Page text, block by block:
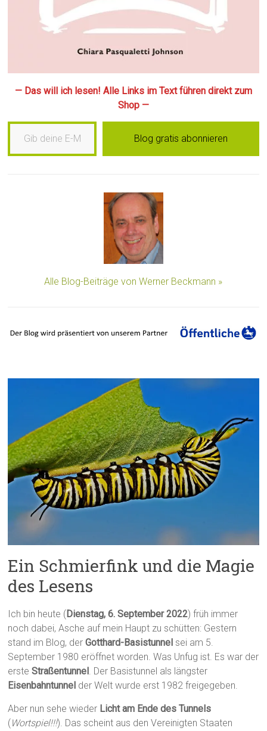
— Das will ich lesen! Alle Links im Text führen direkt zum
Shop —
Gib deine E-Mail-Adresse ein …
Blog gratis abonnieren
Alle Blog-Beiträge von Werner Beckmann »
Ein Schmierfink und die Magie
des Lesens
Ich bin heute ( Dienstag, 6. September 2022) früh immer
noch dabei, Asche auf mein Haupt zu schütten: Gestern
stand im Blog, derGotthard-Basistunnel sei am 5.
September 1980 eröffnet worden. Was Unfug ist. Es war der
ersteStraßentunnel . Der Basistunnel als längster
Eisenbahntunnel der Welt wurde erst 1982 freigegeben.
Aber nun sehe wieder Licht am Ende des Tunnels
( Wortspiel!!!). Das scheint aus den Vereinigten Staaten